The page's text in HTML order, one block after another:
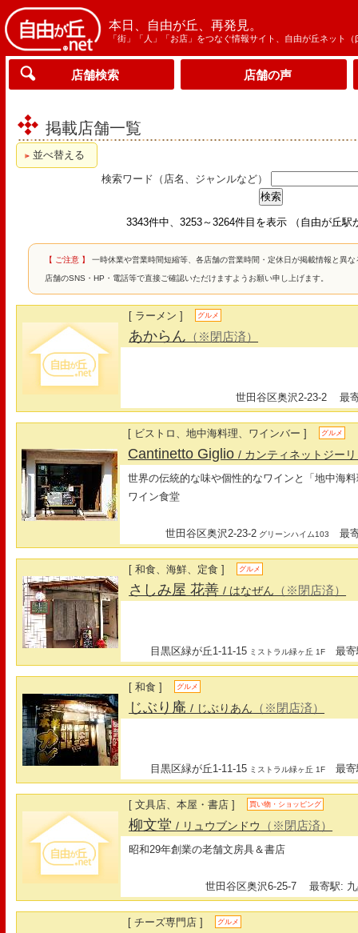
本日、自由が丘、再発見。
「街」「人」「お店」をつなぐ情報サイト、自由が丘ネット（
店舗検索 店舗の声
掲載店舗一覧
並べ替える
検索ワード（店名、ジャンルなど）
3343件中、3253～3264件目を表示 （自由が丘駅
【 ご注意 】 一時休業や営業時間短縮等、各店舗の営業時間・定休日が掲載情報と異
店舗のSNS・HP・電話等で直接ご確認いただけますようお願い申し上げます。
[ ラーメン ] グルメ
あからん （※閉店済）
世田谷区奥沢2-23-2 最
[ ビストロ、地中海料理、ワインバー ] グルメ
Cantinetto Giglio/ カンティネットジー
世界の伝統的な味や個性的なワインと「地中海
ワイン食堂
世田谷区奥沢2-23-2 グリーンハイム103 最
[ 和食、海鮮、定食 ] グルメ
さしみ屋 花善/ はなぜん （※閉店済）
目黒区緑が丘1-11-15 ミストラル緑ヶ丘 1F 最寄
[ 和食 ] グルメ
じぶり庵/ じぶりあん （※閉店済）
目黒区緑が丘1-11-15 ミストラル緑ヶ丘 1F 最寄
[ 文具店、本屋・書店 ] 買い物・ショッピング
柳文堂/ リュウブンドウ （※閉店済）
昭和29年創業の老舗文房具＆書店
世田谷区奥沢6-25-7 最寄駅: 九
[ チーズ専門店 ] グルメ